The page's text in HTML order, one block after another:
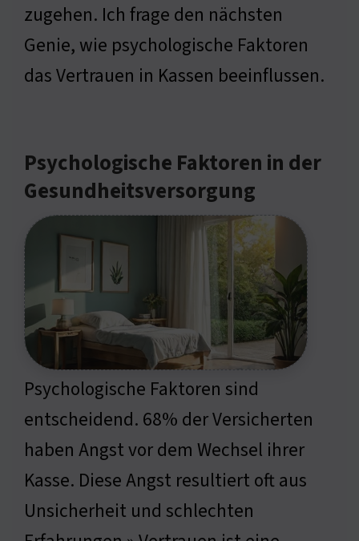
zugehen. Ich frage den nächsten
Genie, wie psychologische Faktoren
das Vertrauen in Kassen beeinflussen.
Psychologische Faktoren in der
Gesundheitsversorgung
Psychologische Faktoren sind
entscheidend. 68% der Versicherten
haben Angst vor dem Wechsel ihrer
Kasse. Diese Angst resultiert oft aus
Unsicherheit und schlechten